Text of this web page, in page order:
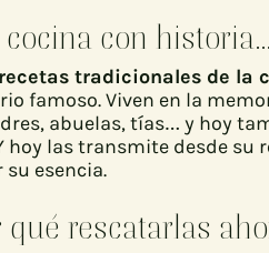
cocina con
recetas tradicionales de la
famoso. Viven en la
abuelas, tías… y hoy
hoy las transmite desde su
su esencia.
qué rescatarlas